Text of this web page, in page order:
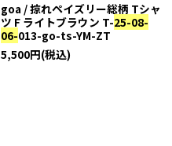
goa / 掠れペイズリー総柄 Tシャ
ツ F ライトブラウン T-25-08-
06-013-go-ts-YM-ZT
5,500円(税込)